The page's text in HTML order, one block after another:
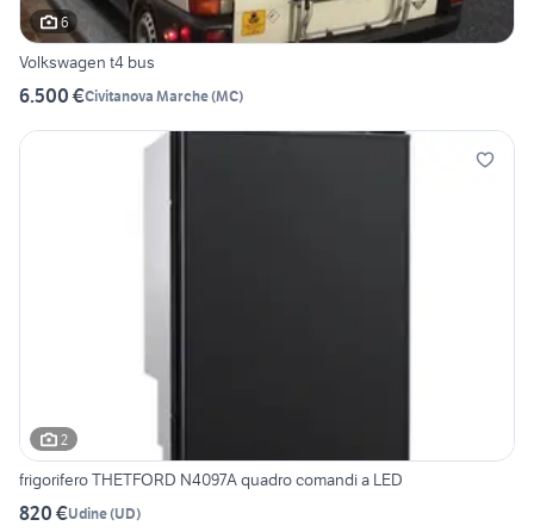
6
Volkswagen t4 bus
6.500 €Civitanova Marche(MC)
2
frigorifero THETFORD N4097A quadro comandi a LED
820 €Udine(UD)